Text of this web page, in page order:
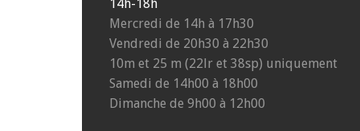
14h-18h
Mercredi de 14h à 17h30
Vendredi de 20h30 à 22h30
10m et 25 m (22lr et 38sp) uniquement
Samedi de 14h00 à 18h00
Dimanche de 9h00 à 12h00